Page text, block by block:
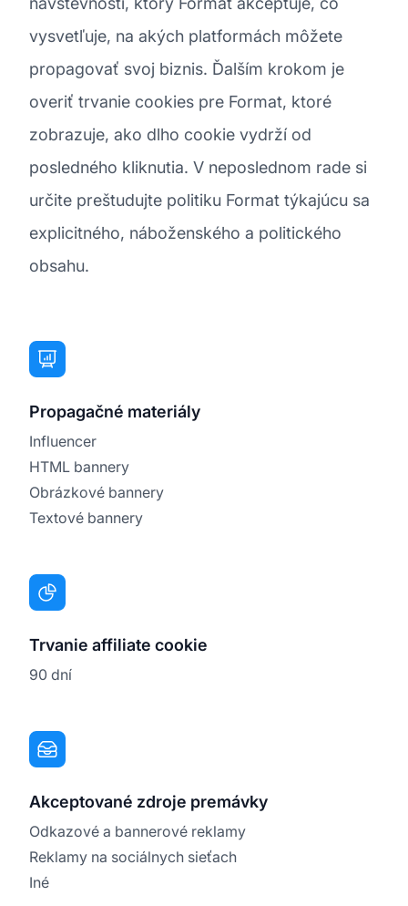
vysvetľuje, na akých platformách môžete
propagovať svoj biznis. Ďalším krokom je
overiť trvanie cookies pre Format, ktoré
zobrazuje, ako dlho cookie vydrží od
posledného kliknutia. V neposlednom rade si
určite preštudujte politiku Format týkajúcu sa
explicitného, náboženského a politického
obsahu.
Propagačné materiály
Influencer
HTML bannery
Obrázkové bannery
Textové bannery
Trvanie affiliate cookie
90 dní
Akceptované zdroje premávky
Odkazové a bannerové reklamy
Reklamy na sociálnych sieťach
Iné